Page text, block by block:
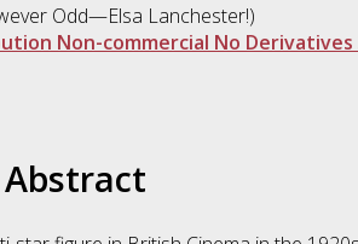
Odd—Elsa Lanchester!)
Non-commercial No Derivatives
Abstract